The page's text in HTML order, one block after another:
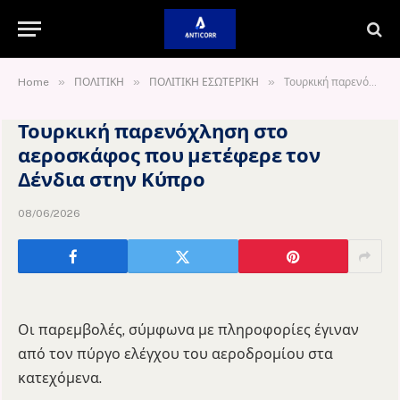
Home » ΠΟΛΙΤΙΚΗ » ΠΟΛΙΤΙΚΗ ΕΣΩΤΕΡΙΚΗ » Τουρκική παρενόχληση στο αεροσκάφος που μετέφερε τον Δένδια στην Κύπρο
Τουρκική παρενόχληση στο
αεροσκάφος που μετέφερε τον
Δένδια στην Κύπρο
08/06/2026
Οι παρεμβολές, σύμφωνα με πληροφορίες έγιναν
από τον πύργο ελέγχου του αεροδρομίου στα
κατεχόμενα.